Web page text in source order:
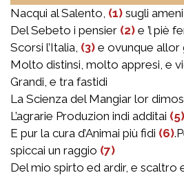
Nacqui al Salento, (1) sugli
Del Sebeto i pensier (2) e ’l piè
Scorsi l’Italia, (3) e ovunque allor
Molto distinsi, molto appresi, e
Grandi, e tra fastidi
La Scienza del Mangiar lor
L’agrarie Produzion indi additai (5)
E pur la cura d’Animai più fidi (6)
spiccai un raggio (7)
Del mio spirto ed ardir, e scaltro